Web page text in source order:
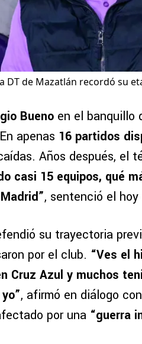
DT de Mazatlán recordó su
Bueno en el banquillo
apenas 16 partidos
Años después, el
casi 15 equipos, qué
, sentenció el
su trayectoria
por el club. “Ves el
Cruz Azul y muchos
, afirmó en diálogo
por una “guerra